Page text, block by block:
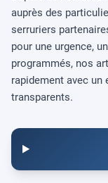
auprès des
serruriers
pour une urgence,
programmés, nos
rapidement avec
transparents.